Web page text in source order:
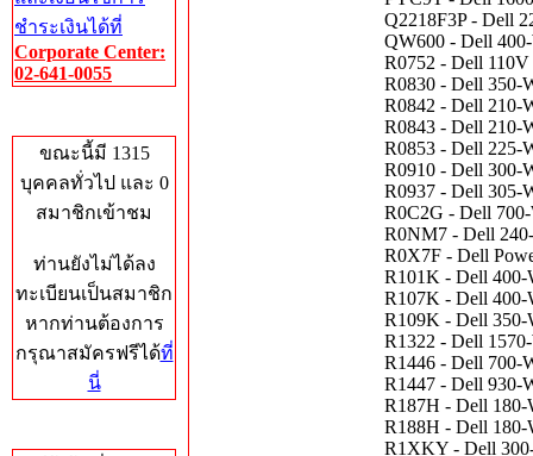
ชำระเงินได้ที่
Corporate Center:
02-641-0055
ขณะนี้มี 1315
บุคคลทั่วไป และ 0
สมาชิกเข้าชม
ท่านยังไม่ได้ลง
ทะเบียนเป็นสมาชิก
หากท่านต้องการ
กรุณาสมัครฟรีได้ที่
นี่
Q2218F3P - Dell
QW600 - Dell
R0752 - Dell
R0830 - Dell 350-
R0842 - Dell 210-
R0843 - Dell 210-
R0853 - Dell 225-
R0910 - Dell 300-
R0937 - Dell 305-
R0C2G - Dell
R0NM7 - Dell
R0X7F - Dell
R101K - Dell 400-
R107K - Dell 400-
R109K - Dell 350-
R1322 - Dell
R1446 - Dell 700-
R1447 - Dell 930-
R187H - Dell 180-
R188H - Dell 180-
R1XKY - Dell 300-